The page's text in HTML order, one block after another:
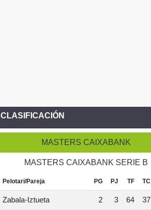
CLASIFICACIÓN
MASTERS CAIXABANK
MASTERS CAIXABANK SERIE B
Pelotari/Pareja PG PJ TF TC
Zabala-Iztueta 2 3 64 37